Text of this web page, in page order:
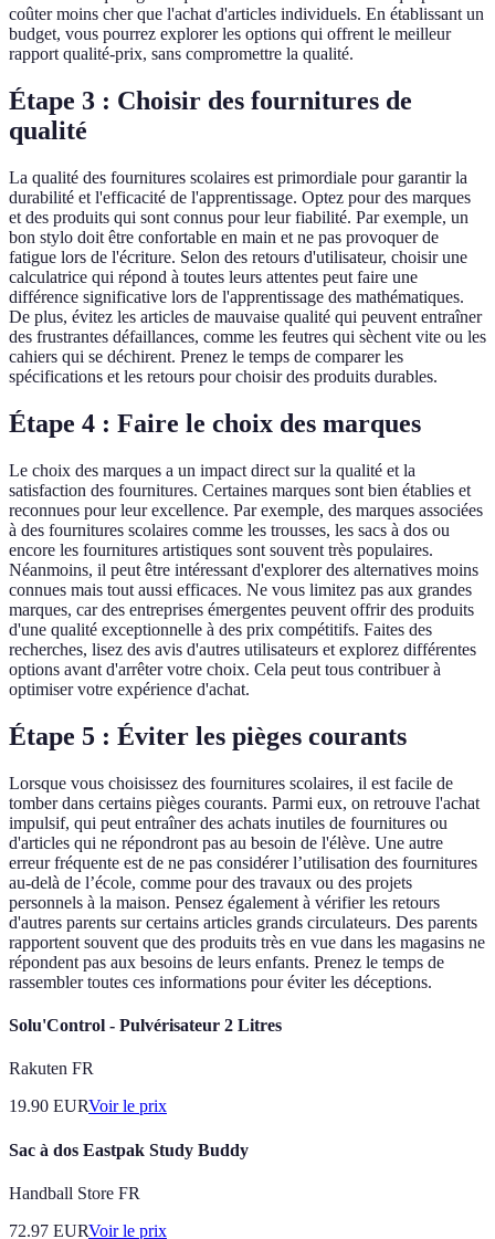
coûter moins cher que l'achat d'articles individuels. En établissant un
budget, vous pourrez explorer les options qui offrent le meilleur
rapport qualité-prix, sans compromettre la qualité.
Étape 3 : Choisir des fournitures de
qualité
La qualité des fournitures scolaires est primordiale pour garantir la
durabilité et l'efficacité de l'apprentissage. Optez pour des marques
et des produits qui sont connus pour leur fiabilité. Par exemple, un
bon stylo doit être confortable en main et ne pas provoquer de
fatigue lors de l'écriture. Selon des retours d'utilisateur, choisir une
calculatrice qui répond à toutes leurs attentes peut faire une
différence significative lors de l'apprentissage des mathématiques.
De plus, évitez les articles de mauvaise qualité qui peuvent entraîner
des frustrantes défaillances, comme les feutres qui sèchent vite ou les
cahiers qui se déchirent. Prenez le temps de comparer les
spécifications et les retours pour choisir des produits durables.
Étape 4 : Faire le choix des marques
Le choix des marques a un impact direct sur la qualité et la
satisfaction des fournitures. Certaines marques sont bien établies et
reconnues pour leur excellence. Par exemple, des marques associées
à des fournitures scolaires comme les trousses, les sacs à dos ou
encore les fournitures artistiques sont souvent très populaires.
Néanmoins, il peut être intéressant d'explorer des alternatives moins
connues mais tout aussi efficaces. Ne vous limitez pas aux grandes
marques, car des entreprises émergentes peuvent offrir des produits
d'une qualité exceptionnelle à des prix compétitifs. Faites des
recherches, lisez des avis d'autres utilisateurs et explorez différentes
options avant d'arrêter votre choix. Cela peut tous contribuer à
optimiser votre expérience d'achat.
Étape 5 : Éviter les pièges courants
Lorsque vous choisissez des fournitures scolaires, il est facile de
tomber dans certains pièges courants. Parmi eux, on retrouve l'achat
impulsif, qui peut entraîner des achats inutiles de fournitures ou
d'articles qui ne répondront pas au besoin de l'élève. Une autre
erreur fréquente est de ne pas considérer l’utilisation des fournitures
au-delà de l’école, comme pour des travaux ou des projets
personnels à la maison. Pensez également à vérifier les retours
d'autres parents sur certains articles grands circulateurs. Des parents
rapportent souvent que des produits très en vue dans les magasins ne
répondent pas aux besoins de leurs enfants. Prenez le temps de
rassembler toutes ces informations pour éviter les déceptions.
Solu'Control - Pulvérisateur 2 Litres
Rakuten FR
19.90 EURVoir le prix
Sac à dos Eastpak Study Buddy
Handball Store FR
72.97 EURVoir le prix